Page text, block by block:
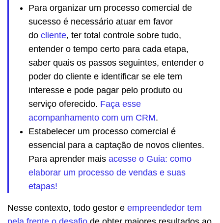
Para organizar um processo comercial de
sucesso é necessário atuar em favor
do cliente, ter total controle sobre tudo,
entender o tempo certo para cada etapa,
saber quais os passos seguintes, entender o
poder do cliente e identificar se ele tem
interesse e pode pagar pelo produto ou
serviço oferecido. Faça esse
acompanhamento com um CRM.
Estabelecer um processo comercial é
essencial para a captação de novos clientes.
Para aprender mais acesse o Guia: como
elaborar um processo de vendas e suas
etapas!
Nesse contexto, todo gestor e empreendedor tem